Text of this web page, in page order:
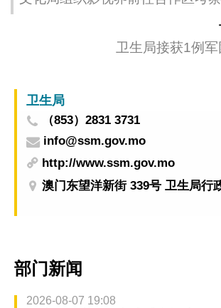
卫生局接获1例
卫生局
（853）2831 3731
info@ssm.gov.mo
http://www.ssm.gov.mo
澳门东望洋新街 339号 卫生局行
部门新闻
2026-08-07 19:08